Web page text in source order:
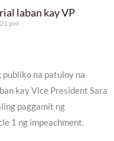
laban kay VP
pm
na patuloy na
kay Vice President Sara
paggamit ng
1 ng impeachment.